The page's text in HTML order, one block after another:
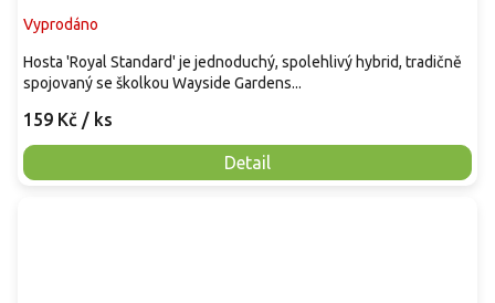
Vyprodáno
159 Kč / ks
Detail
Hosta 'Royal Standard' je jednoduchý, spolehlivý hybrid, tradičně
spojovaný se školkou Wayside Gardens...